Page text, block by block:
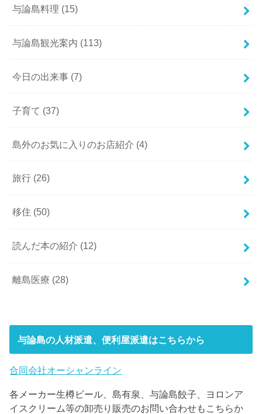
与論島料理 (15)
与論島観光案内 (113)
今日の出来事 (7)
子育て (37)
島外のお気に入りのお店紹介 (4)
旅行 (26)
移住 (50)
読んだ本の紹介 (12)
離島医療 (28)
与論島の人材派遣、便利屋派遣はこちらから
合同会社オーシャンライン
各メーカー生樽ビール、島有泉、与論島餃子、ヨロンア
イスクリーム等の卸売り販売のお問い合わせもこちらか